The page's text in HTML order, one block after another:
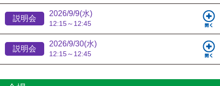
説明会
2026/9/9(水)
12:15～12:45
説明会
2026/9/30(水)
12:15～12:45